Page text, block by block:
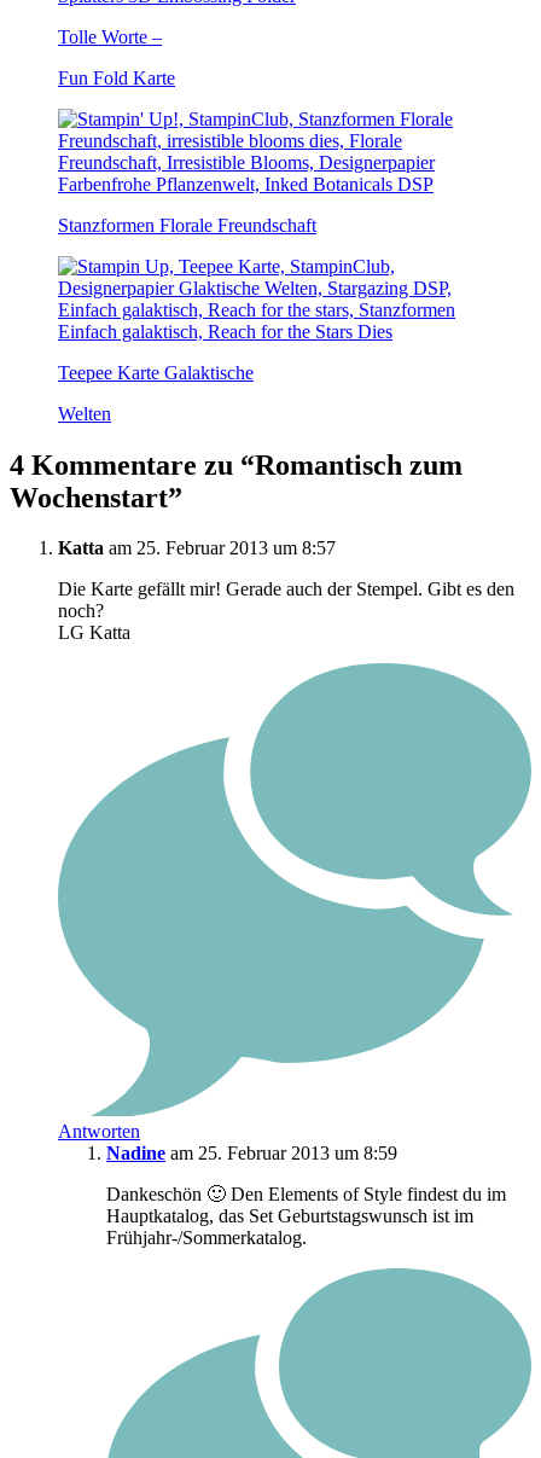
Tolle Worte –
Fun Fold Karte
Stanzformen Florale Freundschaft
Teepee Karte Galaktische
Welten
4 Kommentare zu “Romantisch zum
Wochenstart”
Katta am 25. Februar 2013 um 8:57
Die Karte gefällt mir! Gerade auch der Stempel. Gibt es den
noch?
LG Katta
Antworten
Nadine am 25. Februar 2013 um 8:59
Dankeschön 🙂 Den Elements of Style findest du im
Hauptkatalog, das Set Geburtstagswunsch ist im
Frühjahr-/Sommerkatalog.